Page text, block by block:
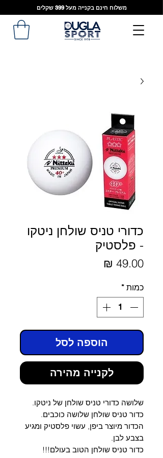
משלוח חינם בקנייה מעל 399 שקלים
כדורי טניס שולחן ניטקו
- פלסטיק
כמות *
הוספה לסל
לקנייה מהירה
שלושה כדורי טניס שולחן של ניטקו.
כדור טניס שולחן שלושה כוכבים.
הכדור מיוצר ביפן, עשוי פלסטיק ומגיע
בצבע לבן.
כדור טניס שולחן הטוב בעולם!!!